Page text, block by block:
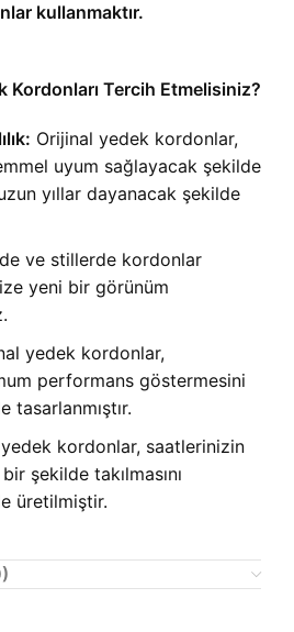
kullanmaktır.
Kordonları Tercih Etmelisiniz?
Orijinal yedek kordonlar,
uyum sağlayacak şekilde
yıllar dayanacak şekilde
ve stillerde kordonlar
yeni bir görünüm
yedek kordonlar,
performans göstermesini
tasarlanmıştır.
kordonlar, saatlerinizin
şekilde takılmasını
üretilmiştir.